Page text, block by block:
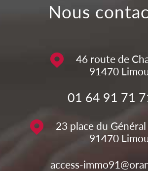
nous
46 route de
91470
01 64 91 71
23 place du
91470
access-